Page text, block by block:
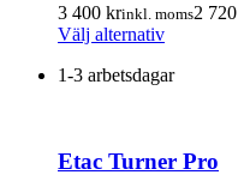
3 400 krinkl. moms2 720
Välj alternativDen
produkten
De
1-3 arbetsdagar
Etac Turner Pro